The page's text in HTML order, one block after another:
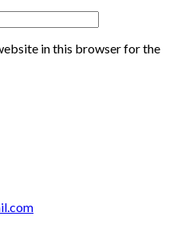
in this browser for the